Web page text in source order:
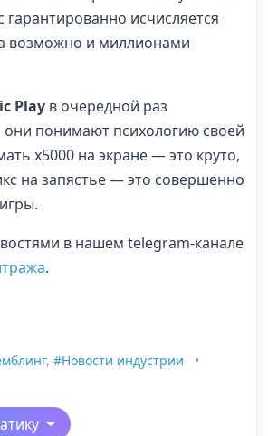
гарантированно исчисляется
возможно и миллионами
Play в очередной раз
они понимают психологию своей
x5000 на экране — это круто,
на запястье — это совершенно
в нашем telegram-канале
.
, #Новости индустрии
•